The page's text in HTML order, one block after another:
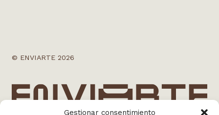
Gestionar consentimiento
© ENVIARTE 2026